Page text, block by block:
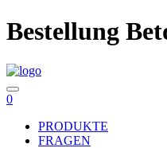
Bestellung
0
PRODUKTE
FRAGEN